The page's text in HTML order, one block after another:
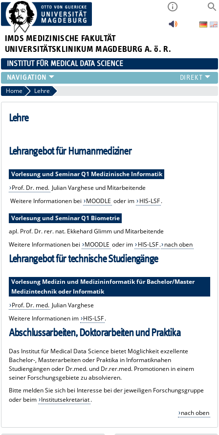
IMDS MEDIZINISCHE FAKULTÄT
UNIVERSITÄTSKLINIKUM MAGDEBURG A. ö. R.
INSTITUT FÜR MEDICAL DATA SCIENCE
FORSCHUNG
TEAM
PROJEKTE & PUBLIKATIONEN
CLINICIAN SCIENTISTS
Home Lehre
Lehre
Lehrangebot für Humanmediziner
Vorlesung und Seminar Q1 Medizinische Informatik
Prof. Dr. med. Julian Varghese und Mitarbeitende
Weitere Informationen bei
MOODLE oder im HIS-LSF.
Vorlesung und Seminar Q1 Biometrie
apl. Prof. Dr. rer. nat. Ekkehard Glimm und Mitarbeitende
Weitere Informationen bei
MOODLE oder im HIS-LSF. nach oben
Lehrangebot für technische Studiengänge
Vorlesung Medizin und Medizininformatik für Bachelor/Master
Medizintechnik oder Informatik
Prof. Dr. med. Julian Varghese
Weitere Informationen im HIS-LSF.
Abschlussarbeiten, Doktorarbeiten und Praktika
Das Institut für Medical Data Science bietet Möglichkeit exzellente
Bachelor-, Masterarbeiten oder Praktika in Informatiknahen
Studiengängen oder Dr.med. und Dr.rer.med. Promotionen in einem
seiner Forschungsgebiete zu absolvieren.
Bitte melden Sie sich bei Interesse bei der jeweiligen Forschungsgruppe
oder beim Institutsekretariat.
nach oben